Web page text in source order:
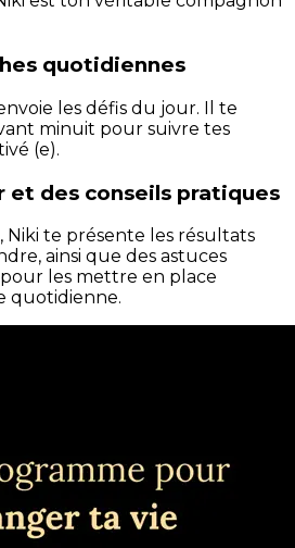
quotidiennes
les défis du jour. Il te
minuit pour suivre tes
(e).
et des conseils pratiques
Niki te présente les résultats
ainsi que des astuces
les mettre en place
quotidienne.